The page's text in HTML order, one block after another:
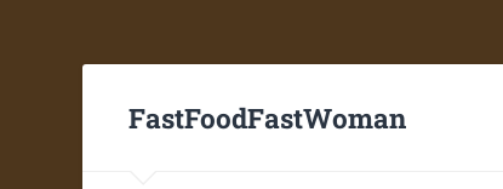
FastFoodFastWoman